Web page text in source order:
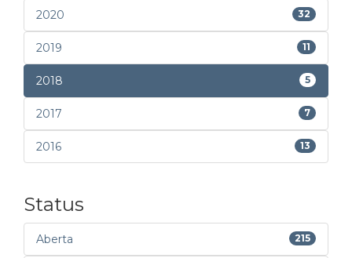
2020 32
2019 11
2018 5
2017 7
2016 13
Status
Aberta 215